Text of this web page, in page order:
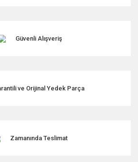
Güvenli Alışveriş
ve Orijinal Yedek Parça
Zamanında Teslimat